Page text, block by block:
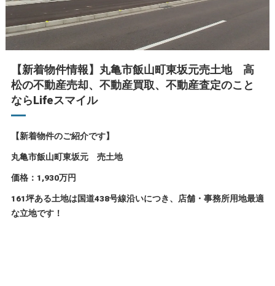
【新着物件情報】丸亀市飯山町東坂元売土地 高
松の不動産売却、不動産買取、不動産査定のこと
ならLifeスマイル
【新着物件のご紹介です】
丸亀市飯山町東坂元 売土地
価格：1,930万円
161坪ある土地は国道438号線沿いにつき、店舗・事務所用地最適
な立地です！